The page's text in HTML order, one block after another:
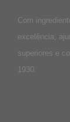
Com
excelência,
superiores e
1930.